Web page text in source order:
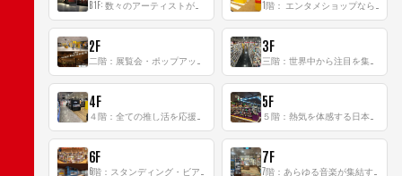
2F 3F
4F 5F
6F 7F